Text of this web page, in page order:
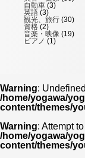
自動車 (3)
英語 (3)
観光、旅行 (30)
資格 (2)
音楽・映像 (19)
ピアノ (1)
Warning:
/home/yogawa/
content/themes/
Warning: Attempt
/home/yogawa/
content/themes/